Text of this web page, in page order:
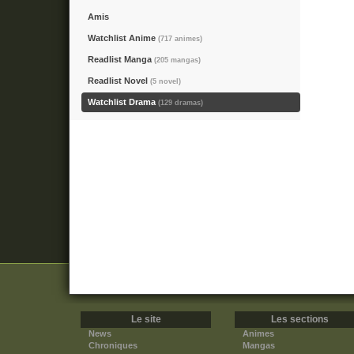
Amis
Watchlist Anime (717 animes)
Readlist Manga (205 mangas)
Readlist Novel (5 novel)
Watchlist Drama (129 dramas)
Le site
News
Chroniques
Les sections
Animes
Mangas